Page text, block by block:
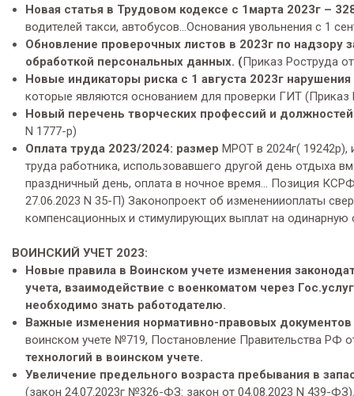
Новая статья в Трудовом кодексе с 1марта 2023г –
водителей такси, автобусов…Основания увольнения с 1
Обновление проверочных листов в 2023г по надзору
обработкой персональных данных. (Приказ Роструда
Новые индикаторы риска с 1 августа 2023г нарушения
которые являются основанием для проверки ГИТ (Приказ
Новый перечень творческих профессий и
N 1777-р)
Оплата труда 2023/2024: размер МРОТ в 2024г( 19242р),
труда работника, использовавшего другой день отдыха
праздничный день, оплата в ночное время… Позиция
27.06.2023 N 35-П) Законопроект об измененииоплаты
компенсационных и стимулирующих выплат на одинарную
ВОИНСКИЙ УЧЕТ 2023:
Новые правила в Воинском учете изменения
учета, взаимодействие с военкоматом через
необходимо знать работодателю.
Важные изменения нормативно-правовых документов
воинском учете №719, Постановление Правительства РФ
технологий в воинском учете.
Увеличение предельного возраста пребывания в
(закон 24.07.2023г №326-ФЗ: закон от 04.08.2023 N 439-ФЗ).